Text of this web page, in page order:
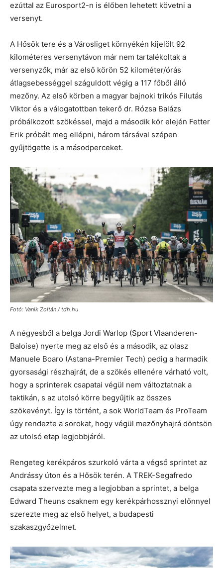
ezúttal az Eurosport2-n is élőben lehetett követni a
versenyt.
A Hősök tere és a Városliget környékén kijelölt 92
kilométeres versenytávon már nem tartalékoltak a
versenyzők, már az első körön 52 kilométer/órás
átlagsebességgel száguldott végig a 117 főből álló
mezőny. Az első körben a magyar bajnoki trikós Filutás
Viktor és a válogatottban tekerő dr. Rózsa Balázs
próbálkozott szökéssel, majd a második kör elején Fetter
Erik próbált meg ellépni, három társával szépen
gyűjtögette is a másodperceket.
Fotó: Vanik Zoltán / tdh.hu
A négyesből a belga Jordi Warlop (Sport Vlaanderen-
Baloise) nyerte meg az első és a második, az olasz
Manuele Boaro (Astana-Premier Tech) pedig a harmadik
gyorsasági részhajrát, de a szökés ellenére várható volt,
hogy a sprinterek csapatai végül nem változtatnak a
taktikán, s az utolsó körre begyűjtik az összes
szökevényt. Így is történt, a sok WorldTeam és ProTeam
úgy rendezte a sorokat, hogy végül mezőnyhajrá döntsön
az utolsó etap legjobbjáról.
Rengeteg kerékpáros szurkoló várta a végső sprintet az
Andrássy úton és a Hősök terén. A TREK-Segafredo
csapata szervezte meg a legjobban a sprintet, a belga
Edward Theuns csaknem egy kerékpárhossznyi előnnyel
szerezte meg az első helyet, a budapesti
szakaszgyőzelmet.